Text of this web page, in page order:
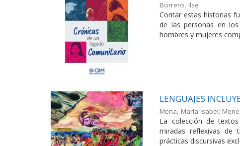
Borrero, Ilse
Contar estas historias
de las personas en
hombres y mujeres
LENGUAJES
Mena, María Isabel;
La colección de textos
miradas reflexivas de
prácticas discursivas